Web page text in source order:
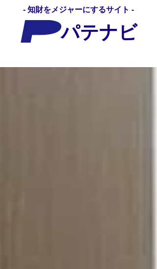
- 知財をメジャーにするサイト -
パテナビ